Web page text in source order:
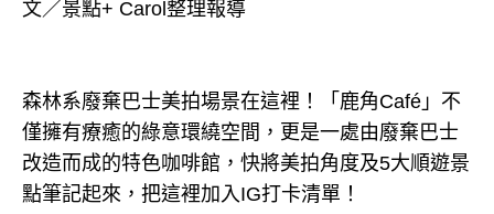
文／景點+ Carol整理報導
森林系廢棄巴士美拍場景在這裡！「鹿角Café」不
僅擁有療癒的綠意環繞空間，更是一處由廢棄巴士
改造而成的特色咖啡館，快將美拍角度及5大順遊景
點筆記起來，把這裡加入IG打卡清單！